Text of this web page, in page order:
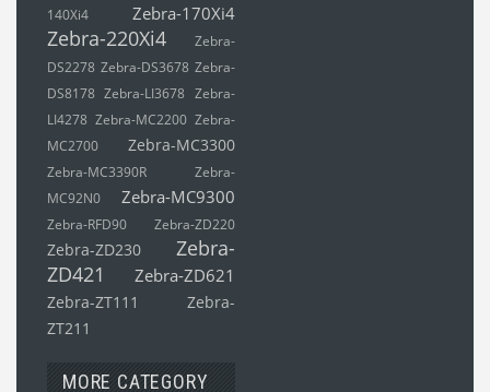
140Xi4
Zebra-170Xi4
Zebra-220Xi4
Zebra-
DS2278 Zebra-DS3678 Zebra-
DS8178 Zebra-LI3678 Zebra-
LI4278 Zebra-MC2200 Zebra-
MC2700
Zebra-MC3300
Zebra-MC3390R
Zebra-
MC92N0
Zebra-MC9300
Zebra-RFD90 Zebra-ZD220
Zebra-ZD230
Zebra-
ZD421
Zebra-ZD621
Zebra-ZT111
Zebra-
ZT211
MORE CATEGORY